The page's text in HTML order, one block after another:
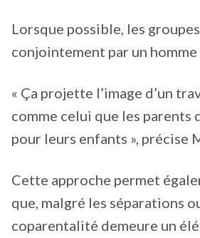
Lorsque possible, les
conjointement par un
« Ça projette l’image d’un
comme celui que les parents
pour leurs enfants », précise
Cette approche permet
que, malgré les séparations
coparentalité demeure un